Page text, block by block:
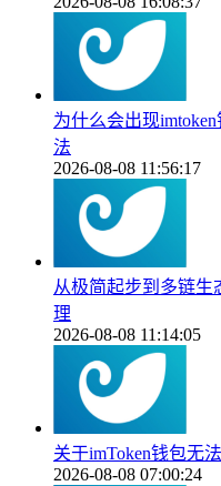
为什么会出现
法
2026-08-08 11:56:17
从极简起步到多链生
理
2026-08-08 11:14:05
关于imToken钱包无
2026-08-08 07:00:24